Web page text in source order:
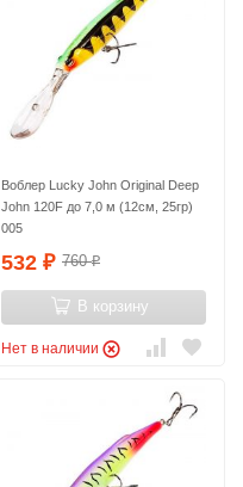
Воблер Lucky John Original Deep
John 120F до 7,0 м (12см, 25гр)
005
532 ₽ 760₽
В корзину
Нет в наличии